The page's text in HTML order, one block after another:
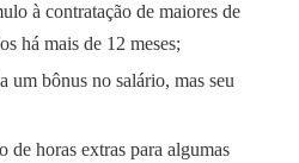
à contratação de maiores de
há mais de 12 meses;
um bônus no salário, mas seu
de horas extras para algumas